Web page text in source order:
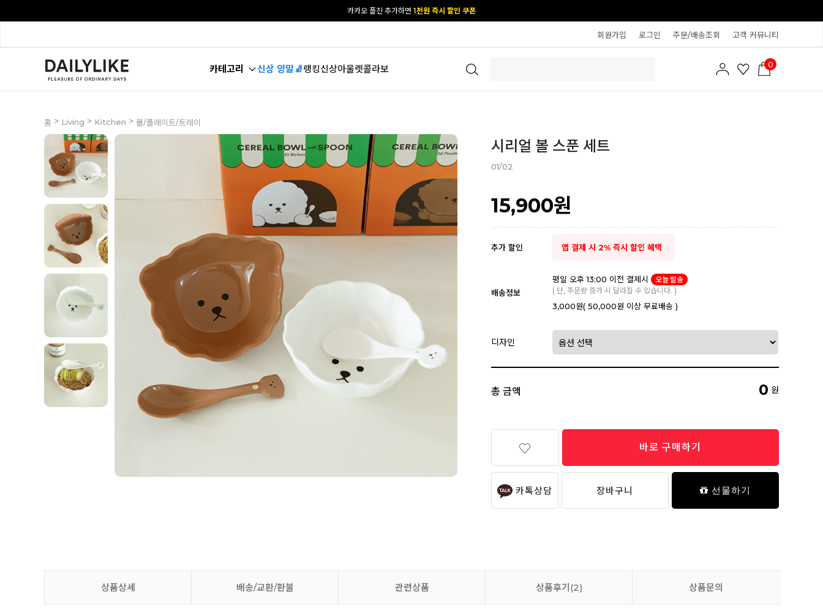
[공식몰 단독] 앱 다운받고2% 결제 할인 받기
회원가입 로그인 주문/배송조회 고객 커뮤니티
카테고리 신상 양말🧦랭킹신상아울렛콜라보 0
홈 > Living > Kitchen > 볼/플레이트/트레이
시리얼 볼 스푼 세트
01/02
15,900원
추가 할인 앱 결제 시 2% 즉시 할인 혜택
배송정보
평일 오후 13:00 이전 결제시
오늘 발송
( 단, 주문량 증가 시 달라질 수 있습니다. )
3,000원( 50,000원 이상 무료배송 )
디자인
총 금액 0 원
바로 구매하기
카톡상담 장바구니 선물하기
상품상세 배송/교환/환불 관련상품 상품후기(2) 상품문의